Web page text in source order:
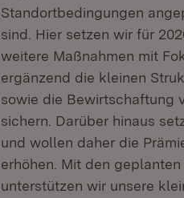
Standortbedingungen
sind. Hier setzen wir für
weitere Maßnahmen mit
ergänzend die kleinen
sowie die Bewirtschaftung
sichern. Darüber hinaus
und wollen daher die
erhöhen. Mit den
unterstützen wir unsere